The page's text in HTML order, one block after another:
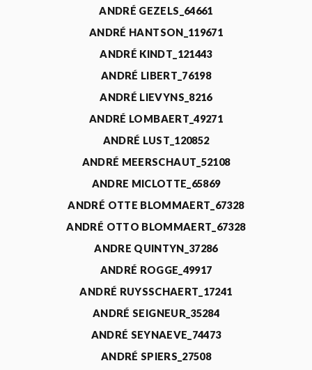
ANDRÉ GEZELS_64661
ANDRÉ HANTSON_119671
ANDRÉ KINDT_121443
ANDRÉ LIBERT_76198
ANDRÉ LIEVYNS_8216
ANDRÉ LOMBAERT_49271
ANDRÉ LUST_120852
ANDRÉ MEERSCHAUT_52108
ANDRE MICLOTTE_65869
ANDRÉ OTTE BLOMMAERT_67328
ANDRÉ OTTO BLOMMAERT_67328
ANDRE QUINTYN_37286
ANDRÉ ROGGE_49917
ANDRÉ RUYSSCHAERT_17241
ANDRÉ SEIGNEUR_35284
ANDRÉ SEYNAEVE_74473
ANDRÉ SPIERS_27508